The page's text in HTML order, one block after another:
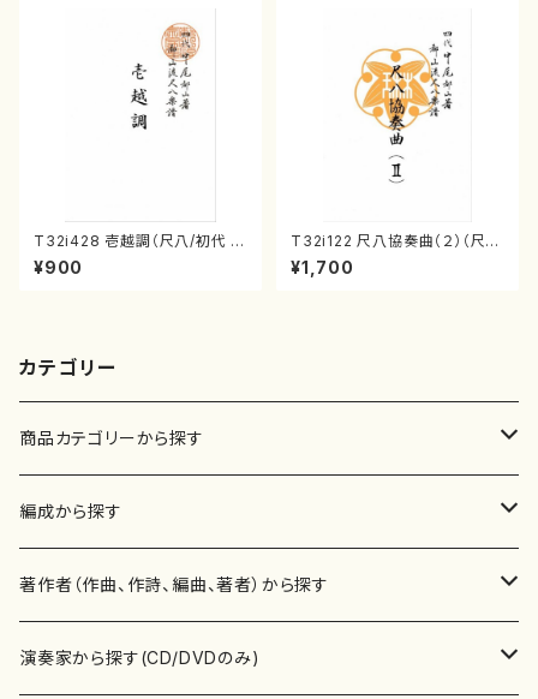
T32i428 壱越調（尺八/初代 中
村双葉/楽譜）都山流公刊楽譜曲
番:2133
¥900
T32i122 尺八協奏曲（２）（尺
八/二代 山本邦山/尺八/都山式
譜）都山流公刊楽譜曲番:571
¥1,700
カテゴリー
商品カテゴリーから探す
楽譜
書籍
書籍
CD・DVD
編成から探す
邦楽器
箏・琴（ソロ）
合唱
著作者（作曲、作詩、編曲、著者）から探す
あ行
演奏家から探す(CD/DVDのみ)